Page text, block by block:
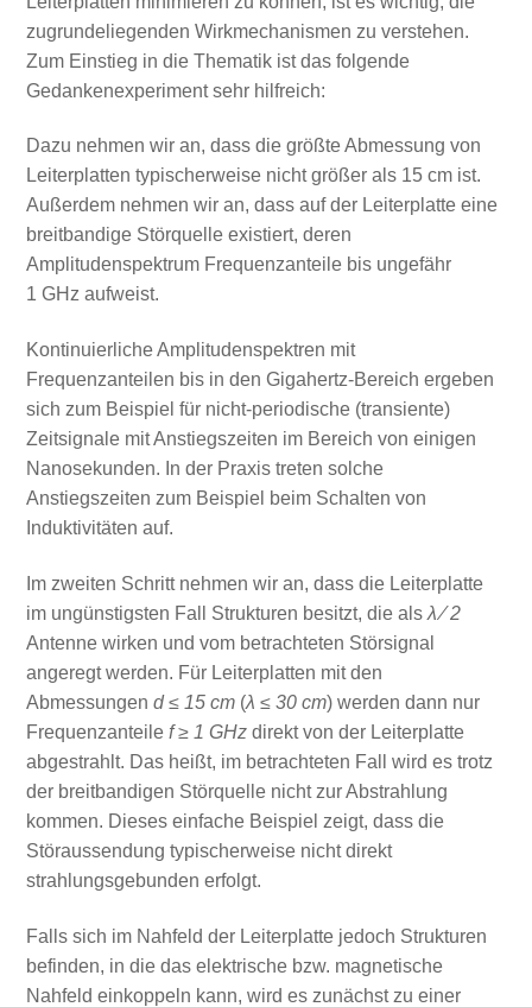
zugrundeliegenden Wirkmechanismen zu verstehen.
Zum Einstieg in die Thematik ist das folgende
Gedankenexperiment sehr hilfreich:
Dazu nehmen wir an, dass die größte Abmessung von
Leiterplatten typischerweise nicht größer als 15 cm ist.
Außerdem nehmen wir an, dass auf der Leiterplatte eine
breitbandige Störquelle existiert, deren
Amplitudenspektrum Frequenzanteile bis ungefähr
1 GHz aufweist.
Kontinuierliche Amplitudenspektren mit
Frequenzanteilen bis in den Gigahertz-Bereich ergeben
sich zum Beispiel für nicht-periodische (transiente)
Zeitsignale mit Anstiegszeiten im Bereich von einigen
Nanosekunden. In der Praxis treten solche
Anstiegszeiten zum Beispiel beim Schalten von
Induktivitäten auf.
Im zweiten Schritt nehmen wir an, dass die Leiterplatte
im ungünstigsten Fall Strukturen besitzt, die als λ ⁄ 2
Antenne wirken und vom betrachteten Störsignal
angeregt werden. Für Leiterplatten mit den
Abmessungen d ≤ 15 cm(λ ≤ 30 cm) werden dann nur
Frequenzanteile f ≥ 1 GHzdirekt von der Leiterplatte
abgestrahlt. Das heißt, im betrachteten Fall wird es trotz
der breitbandigen Störquelle nicht zur Abstrahlung
kommen. Dieses einfache Beispiel zeigt, dass die
Störaussendung typischerweise nicht direkt
strahlungsgebunden erfolgt.
Falls sich im Nahfeld der Leiterplatte jedoch Strukturen
befinden, in die das elektrische bzw. magnetische
Nahfeld einkoppeln kann, wird es zunächst zu einer